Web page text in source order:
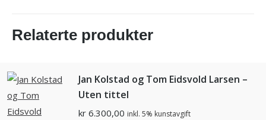
Relaterte produkter
Jan Kolstad og Tom Eidsvold Larsen –
Uten tittel
kr 6.300,00 inkl. 5% kunstavgift